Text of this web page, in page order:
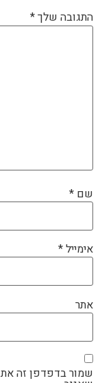
התגובה שלך*
שם *
אימייל*
אתר
שמור בדפדפן זה